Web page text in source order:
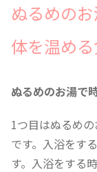
ぬるめの
体を温め
ぬるめのお湯で
1つ目はぬるめ
です。入浴をす
す。入浴をする